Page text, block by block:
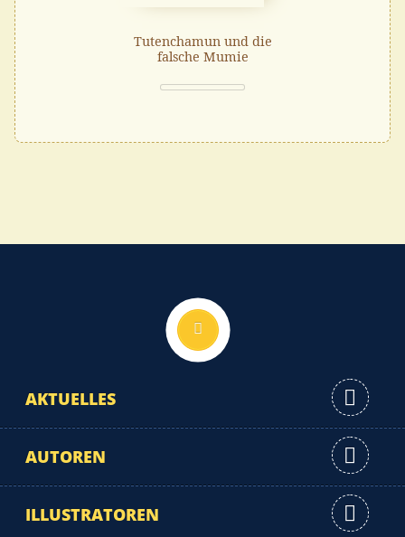
Tutenchamun und die
falsche Mumie
AKTUELLES
AUTOREN
ILLUSTRATOREN